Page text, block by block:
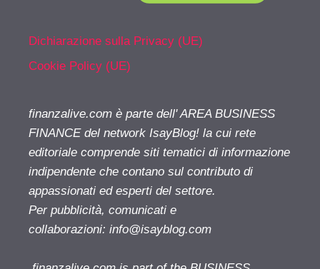
Dichiarazione sulla Privacy (UE)
Cookie Policy (UE)
finanzalive.com è parte dell' AREA BUSINESS
FINANCE del network IsayBlog! la cui rete
editoriale comprende siti tematici di informazione
indipendente che contano sul contributo di
appassionati ed esperti del settore.
Per pubblicità, comunicati e
collaborazioni: info@isayblog.com